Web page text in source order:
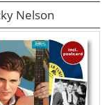
Nelson